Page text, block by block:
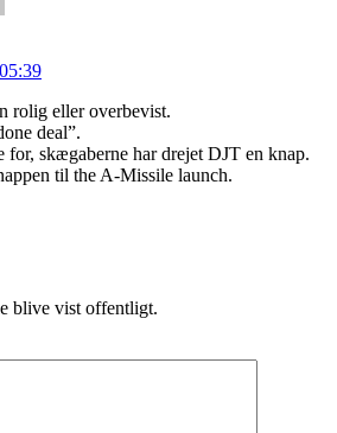
rolig eller overbevist.
deal”.
for, skægaberne har drejet DJT en knap.
til the A-Missile launch.
blive vist offentligt.